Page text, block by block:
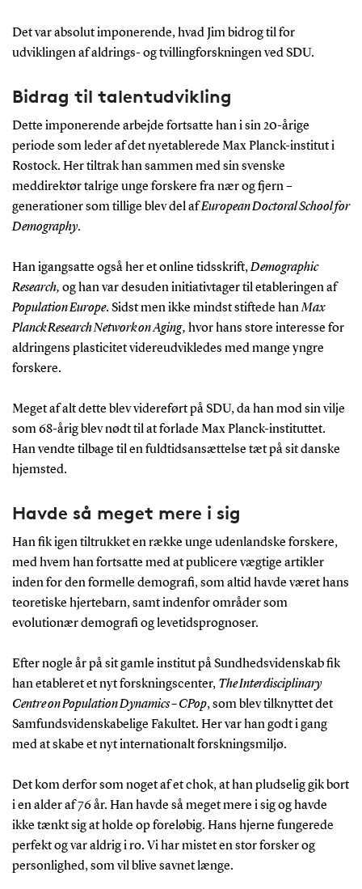
Det var absolut imponerende, hvad Jim bidrog til for
udviklingen af aldrings- og tvillingforskningen ved SDU.
Bidrag til talentudvikling
Dette imponerende arbejde fortsatte han i sin 20-årige
periode som leder af det nyetablerede Max Planck-institut i
Rostock. Her tiltrak han sammen med sin svenske
meddirektør talrige unge forskere fra nær og fjern –
generationer som tillige blev del afEuropean Doctoral School for
Demography.
Han igangsatte også her et online tidsskrift,Demographic
Research, og han var desuden initiativtager til etableringen af
Population Europe. Sidst men ikke mindst stiftede hanMax
Planck Research Network on Aging, hvor hans store interesse for
aldringens plasticitet videreudvikledes med mange yngre
forskere.
Meget af alt dette blev videreført på SDU, da han mod sin vilje
som 68-årig blev nødt til at forlade Max Planck-instituttet.
Han vendte tilbage til en fuldtidsansættelse tæt på sit danske
hjemsted.
Havde så meget mere i sig
Han fik igen tiltrukket en række unge udenlandske forskere,
med hvem han fortsatte med at publicere vægtige artikler
inden for den formelle demografi, som altid havde været hans
teoretiske hjertebarn, samt indenfor områder som
evolutionær demografi og levetidsprognoser.
Efter nogle år på sit gamle institut på Sundhedsvidenskab fik
han etableret et nyt forskningscenter, The Interdisciplinary
Centre on Population Dynamics – CPop, som blev tilknyttet det
Samfundsvidenskabelige Fakultet. Her var han godt i gang
med at skabe et nyt internationalt forskningsmiljø.
Det kom derfor som noget af et chok, at han pludselig gik bort
i en alder af 76 år. Han havde så meget mere i sig og havde
ikke tænkt sig at holde op foreløbig. Hans hjerne fungerede
perfekt og var aldrig i ro. Vi har mistet en stor forsker og
personlighed, som vil blive savnet længe.